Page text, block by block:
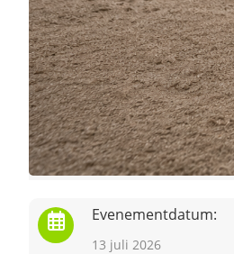
Evenementdatum:
13 juli 2026